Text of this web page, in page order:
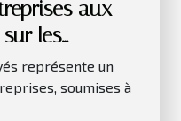
aux
les
représente un
soumises à